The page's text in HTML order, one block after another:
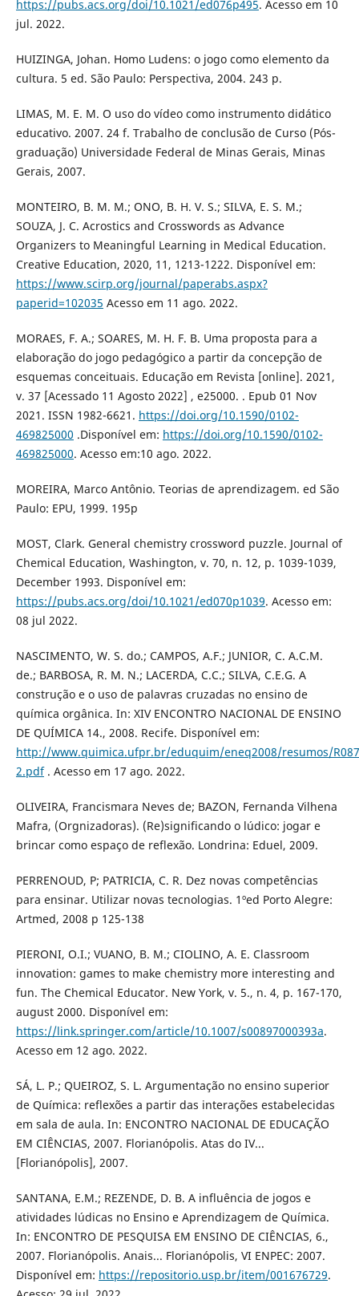
https://pubs.acs.org/doi/10.1021/ed076p495. Acesso em 10
jul. 2022.
HUIZINGA, Johan. Homo Ludens: o jogo como elemento da
cultura. 5 ed. São Paulo: Perspectiva, 2004. 243 p.
LIMAS, M. E. M. O uso do vídeo como instrumento didático
educativo. 2007. 24 f. Trabalho de conclusão de Curso (Pós-
graduação) Universidade Federal de Minas Gerais, Minas
Gerais, 2007.
MONTEIRO, B. M. M.; ONO, B. H. V. S.; SILVA, E. S. M.;
SOUZA, J. C. Acrostics and Crosswords as Advance
Organizers to Meaningful Learning in Medical Education.
Creative Education, 2020, 11, 1213-1222. Disponível em:
https://www.scirp.org/journal/paperabs.aspx?
paperid=102035 Acesso em 11 ago. 2022.
MORAES, F. A.; SOARES, M. H. F. B. Uma proposta para a
elaboração do jogo pedagógico a partir da concepção de
esquemas conceituais. Educação em Revista [online]. 2021,
v. 37 [Acessado 11 Agosto 2022] , e25000. . Epub 01 Nov
2021. ISSN 1982-6621. https://doi.org/10.1590/0102-
469825000 .Disponível em: https://doi.org/10.1590/0102-
469825000. Acesso em:10 ago. 2022.
MOREIRA, Marco Antônio. Teorias de aprendizagem. ed São
Paulo: EPU, 1999. 195p
MOST, Clark. General chemistry crossword puzzle. Journal of
Chemical Education, Washington, v. 70, n. 12, p. 1039-1039,
December 1993. Disponível em:
https://pubs.acs.org/doi/10.1021/ed070p1039. Acesso em:
08 jul 2022.
NASCIMENTO, W. S. do.; CAMPOS, A.F.; JUNIOR, C. A.C.M.
de.; BARBOSA, R. M. N.; LACERDA, C.C.; SILVA, C.E.G. A
construção e o uso de palavras cruzadas no ensino de
química orgânica. In: XIV ENCONTRO NACIONAL DE ENSINO
DE QUÍMICA 14., 2008. Recife. Disponível em:
http://www.quimica.ufpr.br/eduquim/eneq2008/resumos/
2.pdf. Acesso em 17 ago. 2022.
OLIVEIRA, Francismara Neves de; BAZON, Fernanda Vilhena
Mafra, (Orgnizadoras). (Re)significando o lúdico: jogar e
brincar como espaço de reflexão. Londrina: Eduel, 2009.
PERRENOUD, P; PATRICIA, C. R. Dez novas competências
para ensinar. Utilizar novas tecnologias. 1ºed Porto Alegre:
Artmed, 2008 p 125-138
PIERONI, O.I.; VUANO, B. M.; CIOLINO, A. E. Classroom
innovation: games to make chemistry more interesting and
fun. The Chemical Educator. New York, v. 5., n. 4, p. 167-170,
august 2000. Disponível em:
https://link.springer.com/article/10.1007/s00897000393a.
Acesso em 12 ago. 2022.
SÁ, L. P.; QUEIROZ, S. L. Argumentação no ensino superior
de Química: reflexões a partir das interações estabelecidas
em sala de aula. In: ENCONTRO NACIONAL DE EDUCAÇÃO
EM CIÊNCIAS, 2007. Florianópolis. Atas do IV...
[Florianópolis], 2007.
SANTANA, E.M.; REZENDE, D. B. A influência de jogos e
atividades lúdicas no Ensino e Aprendizagem de Química.
In: ENCONTRO DE PESQUISA EM ENSINO DE CIÊNCIAS, 6.,
2007. Florianópolis. Anais... Florianópolis, VI ENPEC: 2007.
Disponível em: https://repositorio.usp.br/item/001676729.